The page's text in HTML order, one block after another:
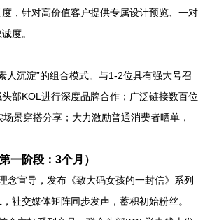
度，针对高价值客户提供专属设计预览、一对
度。
人沉淀”的组合模式。与1-2位具有强大号召
部KOL进行深度品牌合作；广泛链接数百位
景穿搭分享；大力激励普通消费者晒单，
一阶段：3个月）
念宣导，发布《致大码女孩的一封信》系列
社交媒体矩阵同步发声，蓄积初始粉丝。